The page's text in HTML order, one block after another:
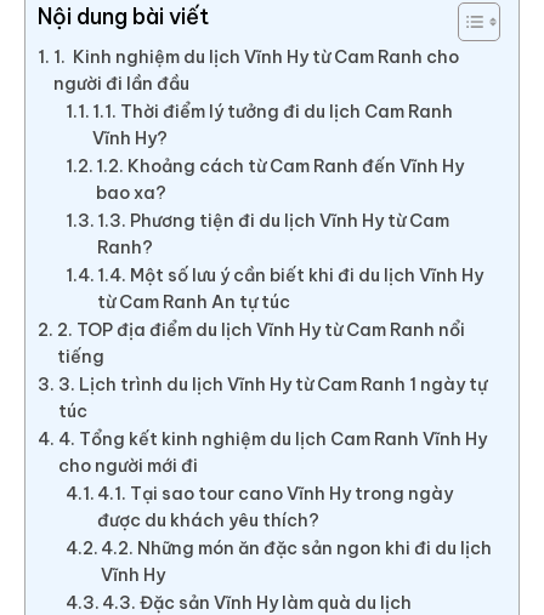
Nội dung bài viết
1. Kinh nghiệm du lịch Vĩnh Hy từ Cam Ranh cho
người đi lần đầu
1.1. Thời điểm lý tưởng đi du lịch Cam Ranh
Vĩnh Hy?
1.2. Khoảng cách từ Cam Ranh đến Vĩnh Hy
bao xa?
1.3. Phương tiện đi du lịch Vĩnh Hy từ Cam
Ranh?
1.4. Một số lưu ý cần biết khi đi du lịch Vĩnh Hy
từ Cam Ranh An tự túc
2. TOP địa điểm du lịch Vĩnh Hy từ Cam Ranh nổi
tiếng
3. Lịch trình du lịch Vĩnh Hy từ Cam Ranh 1 ngày tự
túc
4. Tổng kết kinh nghiệm du lịch Cam Ranh Vĩnh Hy
cho người mới đi
4.1. Tại sao tour cano Vĩnh Hy trong ngày
được du khách yêu thích?
4.2. Những món ăn đặc sản ngon khi đi du lịch
Vĩnh Hy
4.3. Đặc sản Vĩnh Hy làm quà du lịch